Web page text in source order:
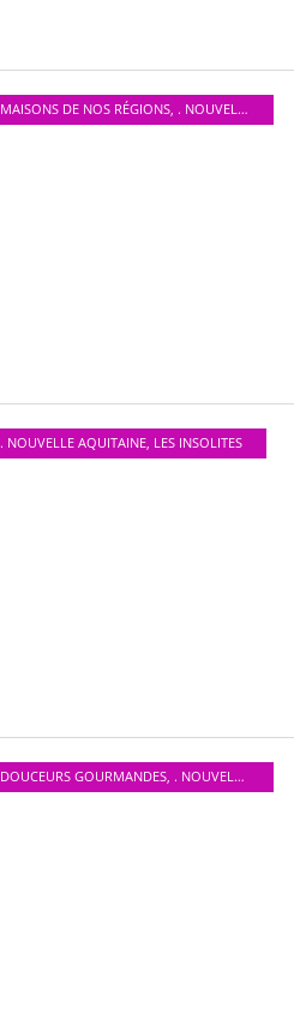
MAISONS DE NOS RÉGIONS . NOUVELLE AQUITAINE
. NOUVELLE AQUITAINE LES INSOLITES
DOUCEURS GOURMANDES . NOUVELLE AQUITAINE